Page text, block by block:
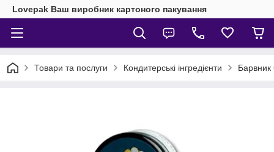
Lovepak Ваш виробник картоного пакування
Товари та послуги Кондитерські інгредієнти